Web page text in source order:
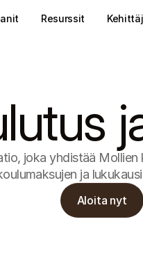
joka yhdistää
ja
Aloita nyt
Resurssit